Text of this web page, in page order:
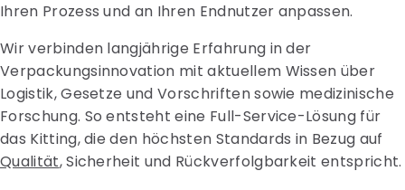
Ihren Prozess und an Ihren Endnutzer anpassen.
Wir verbinden langjährige Erfahrung in der
Verpackungsinnovation mit aktuellem Wissen über
Logistik, Gesetze und Vorschriften sowie medizinische
Forschung. So entsteht eine Full-Service-Lösung für
das Kitting, die den höchsten Standards in Bezug auf
Qualität, Sicherheit und Rückverfolgbarkeit entspricht.